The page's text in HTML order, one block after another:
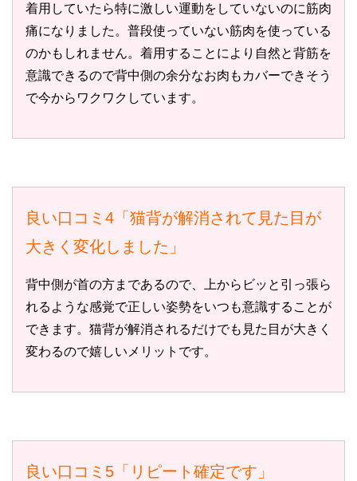
着用していたら特に激しい運動をしていないのに筋肉
痛になりました。普段使っていない筋肉を使っている
のかもしれません。着用することにより自然と背筋を
意識できるので背中側の余分なお肉もカバーできそう
で今からワクワクしています。
良い口コミ4「猫背が解消されて見た目が
大きく変化しました」
背中側が首の方まであるので、上からビッと引っ張ら
れるような感覚で正しい姿勢をいつも意識することが
できます。猫背が解消されるだけでも見た目が大きく
変わるので嬉しいメリットです。
良い口コミ5「リピート確定です」